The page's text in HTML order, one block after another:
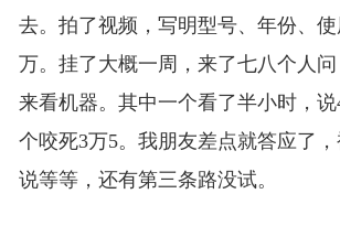
去。拍了视频，写明型号、年份、
万。挂了大概一周，来了七八个人
来看机器。其中一个看了半小时，
个咬死3万5。我朋友差点就答应了
说等等，还有第三条路没试。